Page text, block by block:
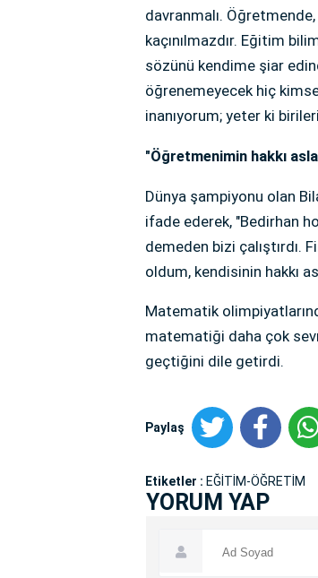
davranmalı.
kaçınılmazdır. Eğitim
sözünü kendime şiar
öğrenemeyecek hiç
inanıyorum; yeter ki
"Öğretmenimin hakkı
Dünya şampiyonu olan
ifade ederek, "Bedirhan
demeden bizi çalıştırdı.
oldum, kendisinin hakkı
Matematik
matematiği daha çok
geçtiğini dile getirdi.
Paylaş
Etiketler : EĞİTİM-ÖĞRETİM
YORUM YAP